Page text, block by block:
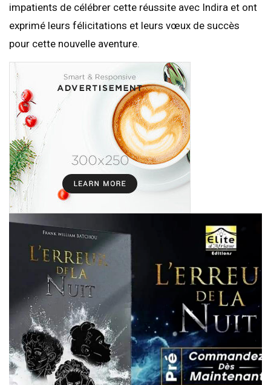
impatients de célébrer cette réussite avec Indira et ont
exprimé leurs félicitations et leurs vœux de succès
pour cette nouvelle aventure.